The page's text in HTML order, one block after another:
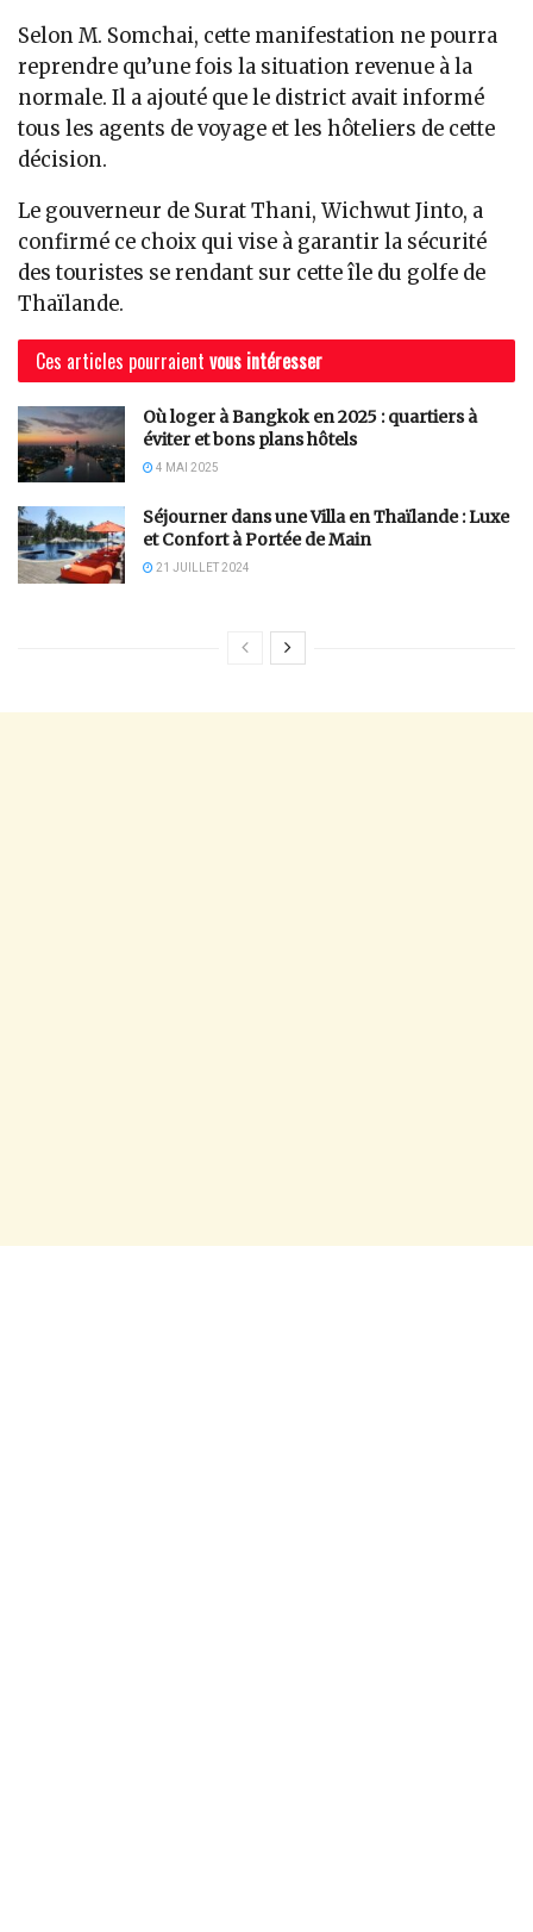
Selon M. Somchai, cette manifestation ne pourra
reprendre qu’une fois la situation revenue à la
normale. Il a ajouté que le district avait informé
tous les agents de voyage et les hôteliers de cette
décision.
Le gouverneur de Surat Thani, Wichwut Jinto, a
confirmé ce choix qui vise à garantir la sécurité
des touristes se rendant sur cette île du golfe de
Thaïlande.
Ces articles pourraient vous intéresser
Où loger à Bangkok en 2025 : quartiers à
éviter et bons plans hôtels
4 MAI 2025
Séjourner dans une Villa en Thaïlande : Luxe
et Confort à Portée de Main
21 JUILLET 2024